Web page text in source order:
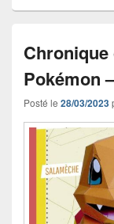
Chronique
Pokémon
Posté le 28/03/2023